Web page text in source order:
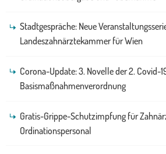
Stadtgespräche: Neue
Landeszahnärztekammer für Wien
Corona-Update: 3. Novelle der 2. Covid-
Basismaßnahmenverordnung
Gratis-Grippe-Schutzimpfung für
Ordinationspersonal